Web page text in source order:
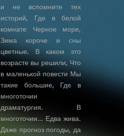
и не вспомните тех
историй, Где в белой
комнате Черное море,
Зима короче и сны
цветные. В каком это
возрасте вы решили, Что
в маленькой повести Мы
такие большие, Где в
многоточии
драматургия. В
многоточии... Едва жива.
Даже прогноз погоды, да